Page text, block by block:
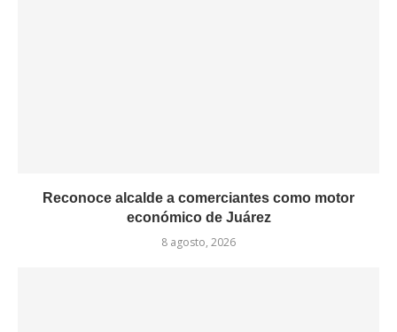
Reconoce alcalde a comerciantes como motor
económico de Juárez
8 agosto, 2026